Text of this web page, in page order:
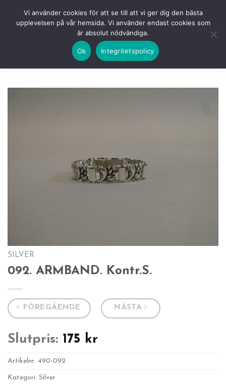
KOMMANDE LOGGA IN
SILVER
092. ARMBAND. Kontr.S.
FÖREGÅENDE NÄSTA
Slutpris: 175 kr
Artikelnr: 490-092
Kategori: Silver
Vi använder cookies för att se till att vi ger dig den bästa
upplevelsen på vår hemsida. Vi använder endast cookies som
är absolut nödvändiga.
Ok Integritetspolicy